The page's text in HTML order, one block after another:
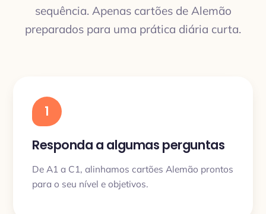
sequência. Apenas cartões de Alemão
preparados para uma prática diária curta.
1
Responda a algumas perguntas
De A1 a C1, alinhamos cartões Alemão prontos
para o seu nível e objetivos.